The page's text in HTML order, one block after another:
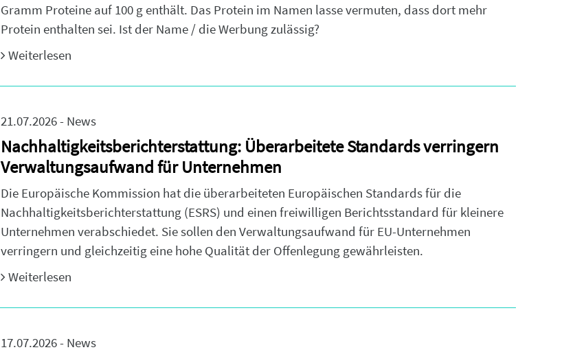
Gramm Proteine auf 100 g enthält. Das Protein im Namen lasse vermuten, dass dort mehr
Protein enthalten sei. Ist der Name / die Werbung zulässig?
Weiterlesen
21.07.2026 - News
Nachhaltigkeitsberichterstattung: Überarbeitete Standards verringern
Verwaltungsaufwand für Unternehmen
Die Europäische Kommission hat die überarbeiteten Europäischen Standards für die
Nachhaltigkeitsberichterstattung (ESRS) und einen freiwilligen Berichtsstandard für kleinere
Unternehmen verabschiedet. Sie sollen den Verwaltungsaufwand für EU-Unternehmen
verringern und gleichzeitig eine hohe Qualität der Offenlegung gewährleisten.
Weiterlesen
17.07.2026 - News